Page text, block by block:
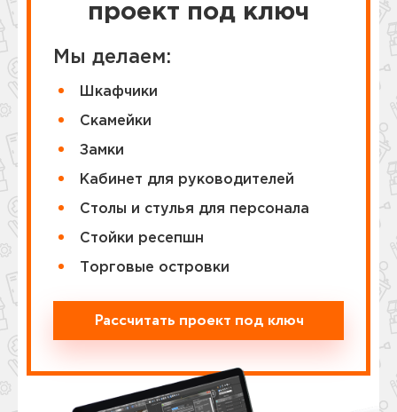
проект под ключ
Мы делаем:
Шкафчики
Cкамейки
Замки
Кабинет для руководителей
Столы и стулья для персонала
Стойки ресепшн
Торговые островки
Рассчитать проект под ключ